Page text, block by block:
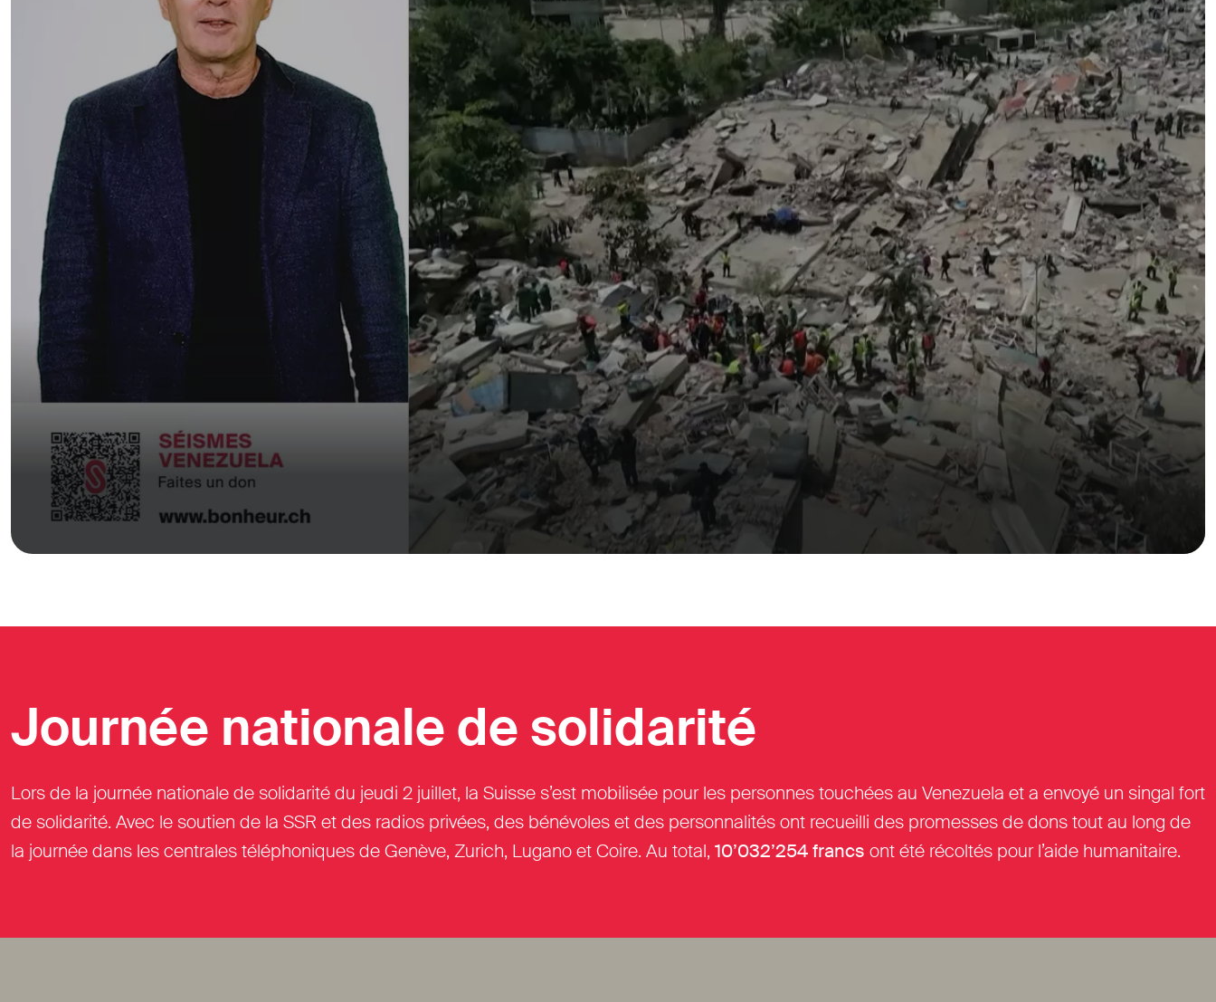
Journée nationale de solidarité
Lors de la journée nationale de solidarité du jeudi 2 juillet, la Suisse s’est mobilisée pour les personnes touchées au Venezuela et a envoyé un singal fort
de solidarité. Avec le soutien de la SSR et des radios privées, des bénévoles et des personnalités ont recueilli des promesses de dons tout au long de
la journée dans les centrales téléphoniques de Genève, Zurich, Lugano et Coire. Au total, 10’032’254 francs ont été récoltés pour l’aide humanitaire.